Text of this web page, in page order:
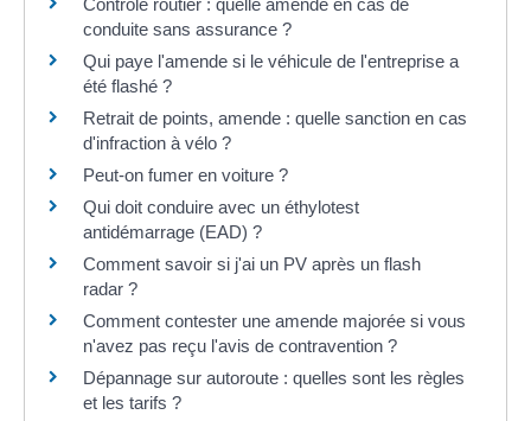
Contrôle routier : quelle amende en cas de
conduite sans assurance ?
Qui paye l'amende si le véhicule de l'entreprise a
été flashé ?
Retrait de points, amende : quelle sanction en cas
d'infraction à vélo ?
Peut-on fumer en voiture ?
Qui doit conduire avec un éthylotest
antidémarrage (EAD) ?
Comment savoir si j'ai un PV après un flash
radar ?
Comment contester une amende majorée si vous
n'avez pas reçu l'avis de contravention ?
Dépannage sur autoroute : quelles sont les règles
et les tarifs ?